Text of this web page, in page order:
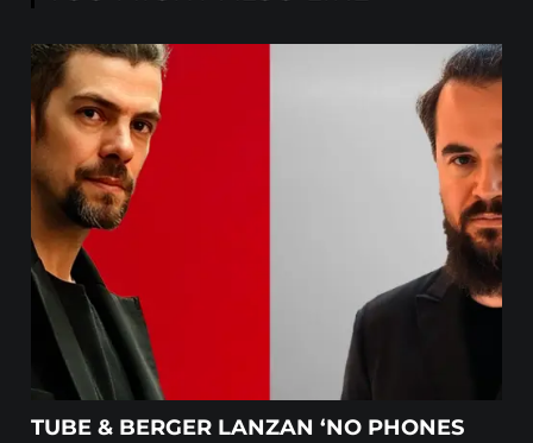
TUBE & BERGER LANZAN ‘NO PHONES